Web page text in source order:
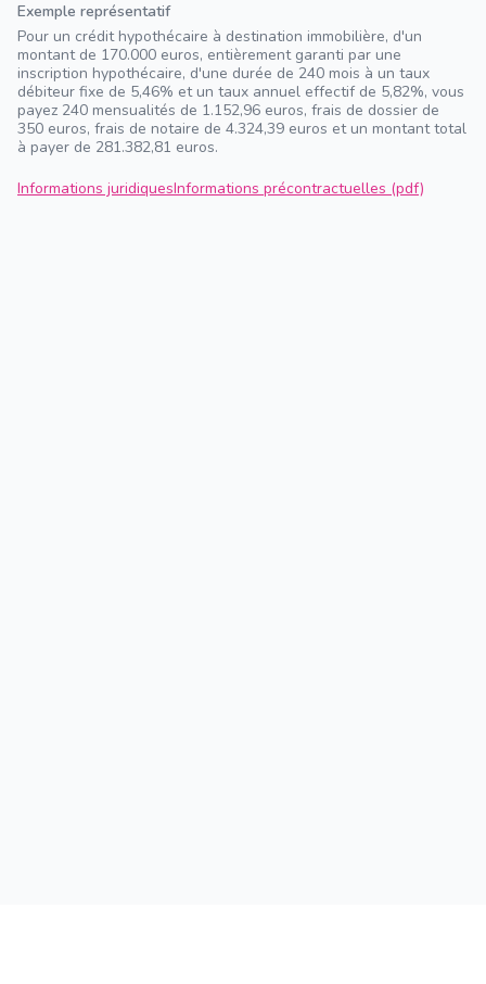
Exemple représentatif
Pour un crédit hypothécaire à destination immobilière, d'un
montant de 170.000 euros, entièrement garanti par une
inscription hypothécaire, d'une durée de 240 mois à un taux
débiteur fixe de 5,46% et un taux annuel effectif de 5,82%, vous
payez 240 mensualités de 1.152,96 euros, frais de dossier de
350 euros, frais de notaire de 4.324,39 euros et un montant total
à payer de 281.382,81 euros.
Informations juridiquesInformations précontractuelles (pdf)